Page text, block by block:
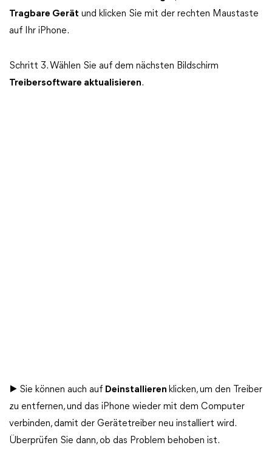
Tragbare Gerät und klicken Sie mit der rechten Maustaste
auf Ihr iPhone.
Schritt 3. Wählen Sie auf dem nächsten Bildschirm
Treibersoftware aktualisieren.
▶ Sie können auch auf Deinstallieren klicken, um den Treiber
zu entfernen, und das iPhone wieder mit dem Computer
verbinden, damit der Gerätetreiber neu installiert wird.
Überprüfen Sie dann, ob das Problem behoben ist.